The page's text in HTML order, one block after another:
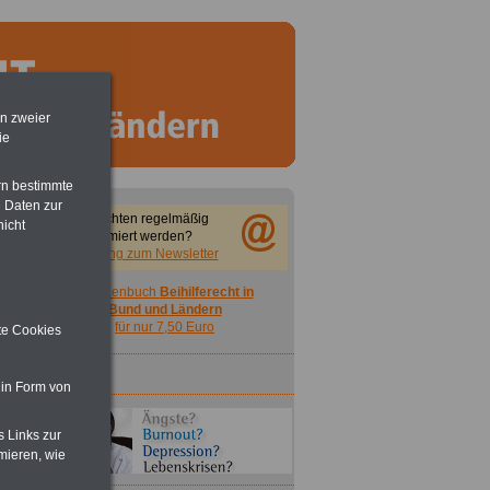
Sie möchten regelmäßig
informiert werden?
Anmeldung zum Newsletter
Taschenbuch Beihilferecht in
Bund und Ländern
für nur 7,50 Euro
zweier
bestimmte
Daten zur
Cookies
Form von
Links zur
wie